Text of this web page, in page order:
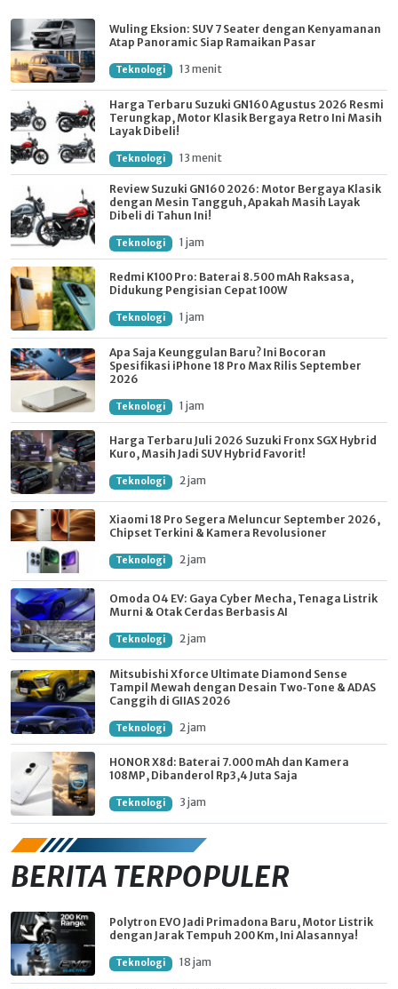
Wuling Eksion: SUV 7 Seater dengan Kenyamanan
Atap Panoramic Siap Ramaikan Pasar
Teknologi 13 menit
Harga Terbaru Suzuki GN160 Agustus 2026 Resmi
Terungkap, Motor Klasik Bergaya Retro Ini Masih
Layak Dibeli!
Teknologi 13 menit
Review Suzuki GN160 2026: Motor Bergaya Klasik
dengan Mesin Tangguh, Apakah Masih Layak
Dibeli di Tahun Ini!
Teknologi 1 jam
Redmi K100 Pro: Baterai 8.500 mAh Raksasa,
Didukung Pengisian Cepat 100W
Teknologi 1 jam
Apa Saja Keunggulan Baru? Ini Bocoran
Spesifikasi iPhone 18 Pro Max Rilis September
2026
Teknologi 1 jam
Harga Terbaru Juli 2026 Suzuki Fronx SGX Hybrid
Kuro, Masih Jadi SUV Hybrid Favorit!
Teknologi 2 jam
Xiaomi 18 Pro Segera Meluncur September 2026,
Chipset Terkini & Kamera Revolusioner
Teknologi 2 jam
Omoda O4 EV: Gaya Cyber Mecha, Tenaga Listrik
Murni & Otak Cerdas Berbasis AI
Teknologi 2 jam
Mitsubishi Xforce Ultimate Diamond Sense
Tampil Mewah dengan Desain Two‑Tone & ADAS
Canggih di GIIAS 2026
Teknologi 2 jam
HONOR X8d: Baterai 7.000 mAh dan Kamera
108MP, Dibanderol Rp3,4 Juta Saja
Teknologi 3 jam
BERITA TERPOPULER
Polytron EVO Jadi Primadona Baru, Motor Listrik
dengan Jarak Tempuh 200 Km, Ini Alasannya!
Teknologi 18 jam